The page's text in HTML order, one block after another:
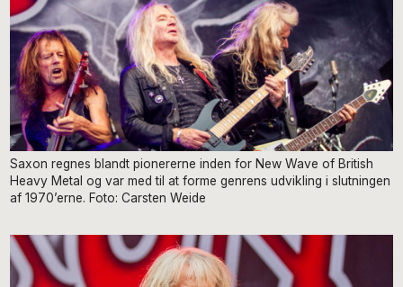
Saxon regnes blandt pionererne inden for New Wave of British
Heavy Metal og var med til at forme genrens udvikling i slutningen
af 1970’erne. Foto: Carsten Weide